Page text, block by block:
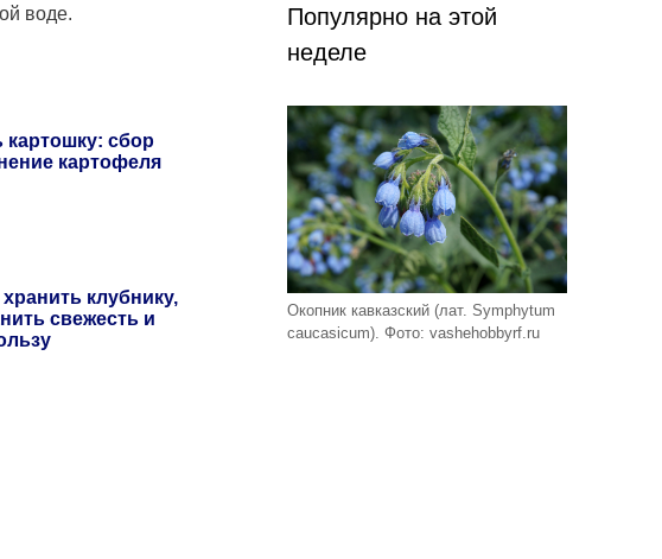
воде.
картошку: сбор
картофеля
клубнику,
свежесть и
Популярно на этой
неделе
Окопник кавказский (лат. Symphytum
caucasicum). Фото: vashehobbyrf.ru